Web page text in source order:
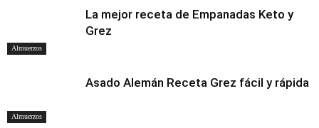
Almuerzos
La mejor receta de Empanadas Keto y
Grez
Almuerzos
Asado Alemán Receta Grez fácil y rápida